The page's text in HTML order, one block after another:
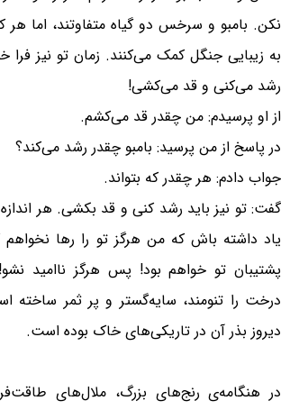
نکن. بامبو و سرخس دو گیاه متفاوتند، اما هر
به زیبایی جنگل کمک می‌کنند. زمان تو نیز فرا
رشد می‌کنی و قد می‌کشی!
از او پرسیدم: من چقدر قد می‌کشم.
در پاسخ از من پرسید: بامبو چقدر رشد می‌کند؟
جواب دادم: هر چقدر که بتواند.
گفت: تو نیز باید رشد کنی و قد بکشی. هر
یاد داشته باش که من هرگز تو را رها
پشتیبان تو خواهم بود! پس هرگز ناامید
درخت را تنومند، سایه‌گستر و پر ثمر ساخته
دیروز بذر آن در تاریکی‌های خاک بوده است.
در هنگامه‌ی رنج‌های بزرگ، ملال‌های